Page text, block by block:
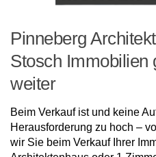
Pinneberg
Stosch Immobilien
weiter
Beim Verkauf ist und keine
Herausforderung zu hoch –
wir Sie beim Verkauf Ihrer